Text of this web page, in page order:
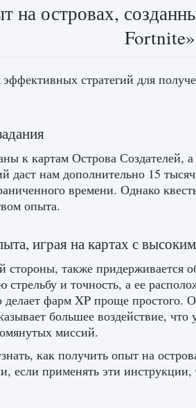
на островах,
стратегий для
к картам Острова Создателей,
даст нам дополнительно 15
времени. Однако
опыта.
играя на картах с
стороны, также
стрельбу и точность, а ее
фарм XP проще простого.
большее воздействие,
миссий.
как получить опыт на
если применять эти